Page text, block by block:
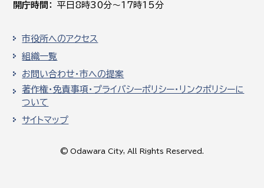
開庁時間
平日8時30分～17時15分
市役所へのアクセス
組織一覧
お問い合わせ・市への提案
著作権・免責事項・プライバシーポリシー・リンクポリシーに
ついて
サイトマップ
© Odawara City, All Rights Reserved.